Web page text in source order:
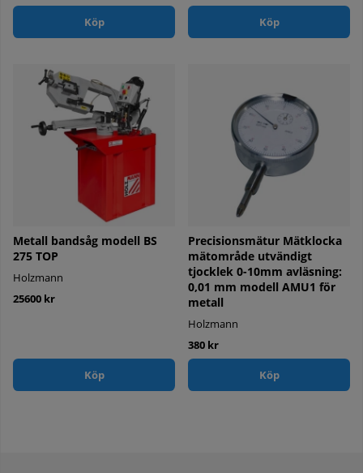
Köp Köp
Metall bandsåg modell BS
275 TOP
Holzmann
25600 kr
Köp
Precisionsmätur Mätklocka
mätområde utvändigt
tjocklek 0-10mm avläsning:
0,01 mm modell AMU1 för
metall
Holzmann
380 kr
Köp